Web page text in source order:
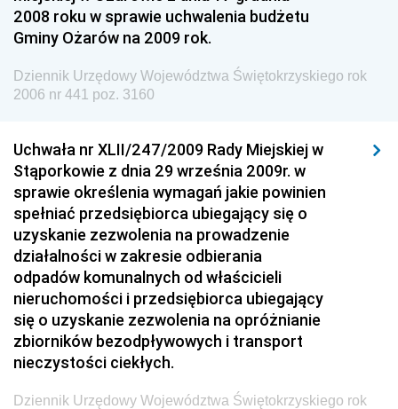
Dziennik Urzędowy Ministra Pracy i Polityki
Społecznej
Dziennik Urzędowy Urzędu Lotnictwa Cywilnego
Dziennik Urzędowy Ministerstwa Hutnictwa i
Przemysłu Maszynowego
Dziennik Urzędowy Ministerstwa Zdrowia i Opieki
Społecznej
Dziennik Urzędowy Ministerstwa Rolnictwa, Leśnictwa
i Gospodarki Żywnościowej
Dziennik Urzędowy Ministra Spraw Wewnętrznych
Dziennik Urzędowy Ministra Transportu, Budownictwa
i Gospodarki Morskiej
Dziennik Urzędowy Ministra Administracji i Cyfryzacji
2008 roku w sprawie uchwalenia budżetu
Gminy Ożarów na 2009 rok.
Dziennik Urzędowy Województwa Świętokrzyskiego rok
2006 nr 441 poz. 3160
Uchwała nr XLII/247/2009 Rady Miejskiej w
Stąporkowie z dnia 29 września 2009r. w
sprawie określenia wymagań jakie powinien
spełniać przedsiębiorca ubiegający się o
uzyskanie zezwolenia na prowadzenie
działalności w zakresie odbierania
odpadów komunalnych od właścicieli
nieruchomości i przedsiębiorca ubiegający
się o uzyskanie zezwolenia na opróżnianie
zbiorników bezodpływowych i transport
nieczystości ciekłych.
Dziennik Urzędowy Województwa Świętokrzyskiego rok